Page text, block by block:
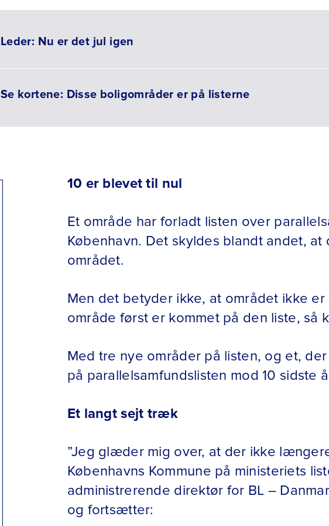
Leder: Nu er det jul igen
Se kortene: Disse boligområder er på listerne
10 er blevet til nul
Et område har forladt listen over
København. Det skyldes blandt andet,
området.
Men det betyder ikke, at området ikke
område først er kommet på den liste, så
Med tre nye områder på listen, og et,
på parallelsamfundslisten mod 10 sidste
Et langt sejt træk
”Jeg glæder mig over, at der ikke
Københavns Kommune på ministeriets
administrerende direktør for BL –
og fortsætter: